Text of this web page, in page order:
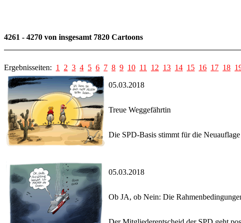
4261 - 4270 von insgesamt 7820 Cartoons
Ergebnisseiten: 1 2 3 4 5 6 7 8 9 10 11 12 13 14 15 16 17 18
05.03.2018
Treue Weggefährtin
Die SPD-Basis stimmt für die
05.03.2018
Ob JA, ob Nein: Die